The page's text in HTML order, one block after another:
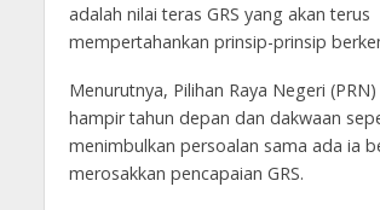
adalah nilai teras GRS yang akan terus
mempertahankan prinsip-prinsip
Menurutnya, Pilihan Raya Negeri
hampir tahun depan dan dakwaan
menimbulkan persoalan sama ada ia
merosakkan pencapaian GRS.